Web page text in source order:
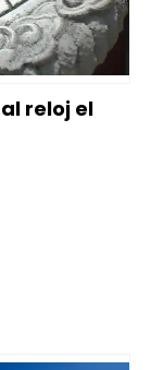
reloj el